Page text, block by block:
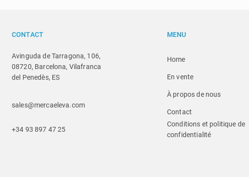
CONTACT
Avinguda de Tarragona, 106,
08720, Barcelona, Vilafranca
del Penedès, ES
sales@mercaeleva.com
+34 93 897 47 25
MENU
Home
En vente
À propos de nous
Contact
Conditions et politique de
confidentialité